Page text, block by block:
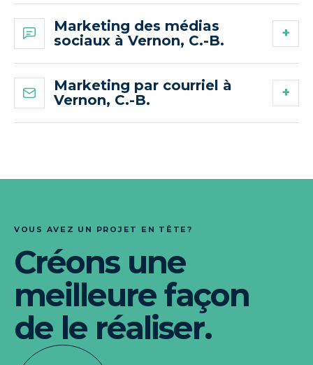
Marketing des médias
sociaux à Vernon, C.-B.
Marketing par courriel à
Vernon, C.-B.
VOUS AVEZ UN PROJET EN TÊTE?
Créons une
meilleure façon
de le réaliser.